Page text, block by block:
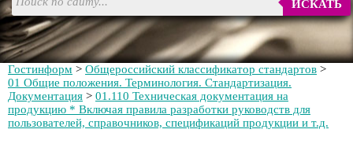
ИСКАТЬ
Гостинформ > Общероссийский классификатор стандартов >
01 Общие положения. Терминология. Стандартизация.
Документация > 01.110 Техническая документация на
продукцию * Включая правила разработки руководств для
пользователей, справочников, спецификаций продукции и т.д.